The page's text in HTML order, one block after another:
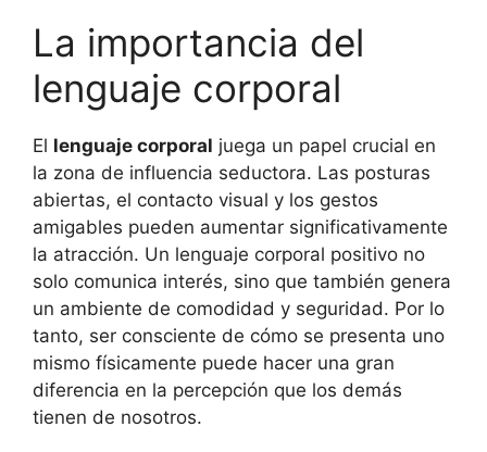
La importancia del
lenguaje corporal
El lenguaje corporal juega un papel crucial en
la zona de influencia seductora. Las posturas
abiertas, el contacto visual y los gestos
amigables pueden aumentar significativamente
la atracción. Un lenguaje corporal positivo no
solo comunica interés, sino que también genera
un ambiente de comodidad y seguridad. Por lo
tanto, ser consciente de cómo se presenta uno
mismo físicamente puede hacer una gran
diferencia en la percepción que los demás
tienen de nosotros.